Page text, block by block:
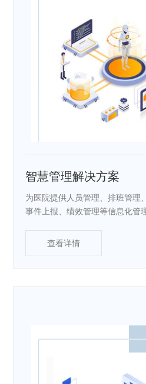
智慧管理解决方案
为医院提供人员管理、排班管理
事件上报、绩效管理等信息化管
查看详情